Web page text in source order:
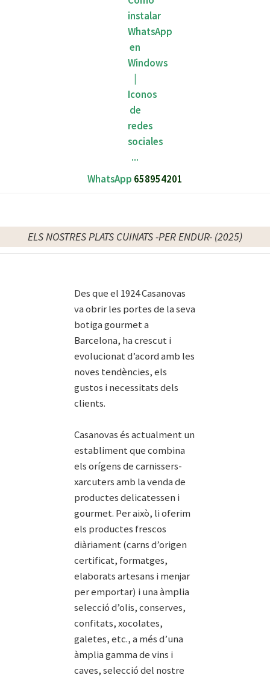
WhatsApp 658954201
ELS NOSTRES PLATS CUINATS -PER ENDUR- (2025)
Des que el 1924 Casanovas
va obrir les portes de la seva
botiga gourmet a
Barcelona, ha crescut i
evolucionat d’acord amb les
noves tendències, els
gustos i necessitats dels
clients.
Casanovas és actualment un
establiment que combina
els orígens de carnissers-
xarcuters amb la venda de
productes delicatessen i
gourmet. Per això, li oferim
els productes frescos
diàriament (carns d’origen
certificat, formatges,
elaborats artesans i menjar
per emportar) i una àmplia
selecció d’olis, conserves,
confitats, xocolates,
galetes, etc., a més d’una
àmplia gamma de vins i
caves, selecció del nostre